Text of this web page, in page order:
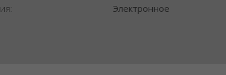
Электронное